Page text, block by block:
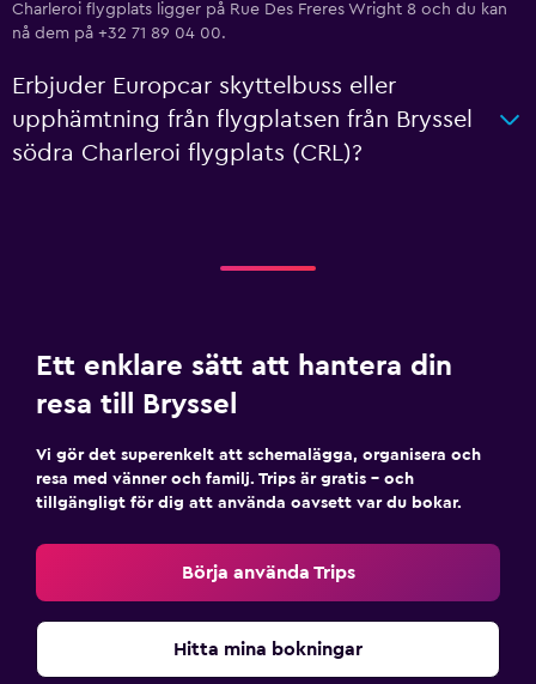
Charleroi flygplats ligger på Rue Des Freres Wright 8 och du kan
nå dem på +32 71 89 04 00.
Erbjuder Europcar skyttelbuss eller
upphämtning från flygplatsen från Bryssel
södra Charleroi flygplats (CRL)?
Ett enklare sätt att hantera din
resa till Bryssel
Vi gör det superenkelt att schemalägga, organisera och
resa med vänner och familj. Trips är gratis – och
tillgängligt för dig att använda oavsett var du bokar.
Börja använda Trips
Hitta mina bokningar